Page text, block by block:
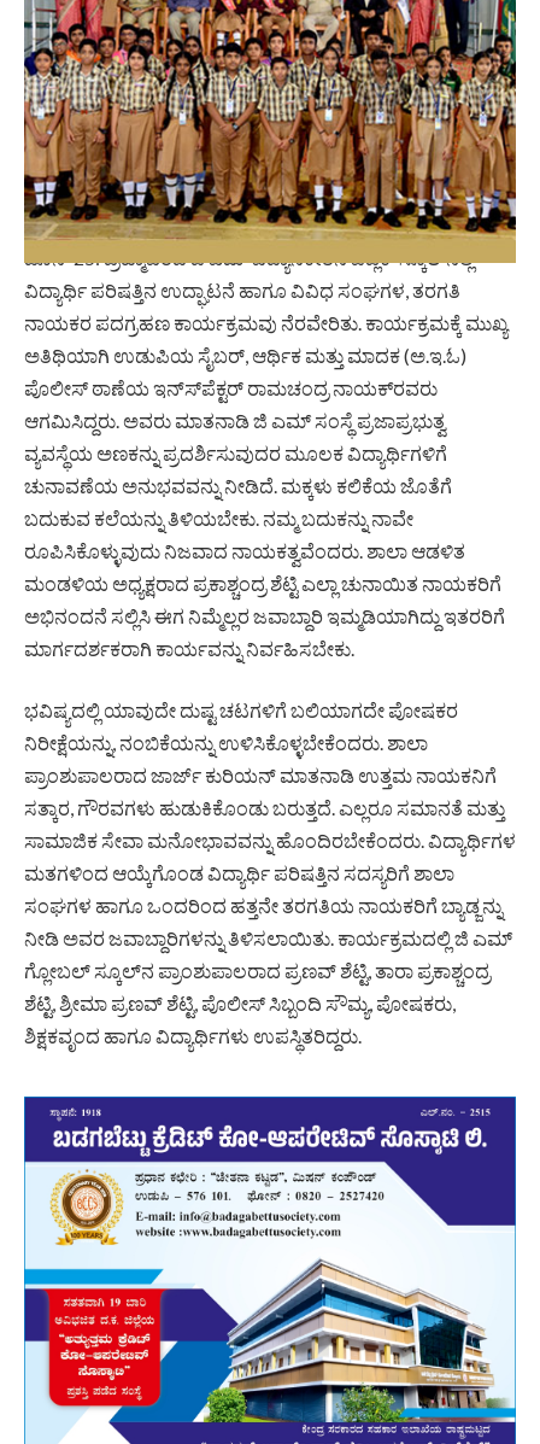
ವಿದ್ಯಾರ್ಥಿ ಪರಿಷತ್ತಿನ ಉದ್ಘಾಟನೆ ಹಾಗೂ ವಿವಿಧ ಸಂಘಗಳ, ತರಗತಿ
ನಾಯಕರ ಪದಗ್ರಹಣ ಕಾರ್ಯಕ್ರಮವು ನೆರವೇರಿತು. ಕಾರ್ಯಕ್ರಮಕ್ಕೆ ಮುಖ್ಯ
ಅತಿಥಿಯಾಗಿ ಉಡುಪಿಯ ಸೈಬರ್, ಆರ್ಥಿಕ ಮತ್ತು ಮಾದಕ (ಅ.ಇ.ಓ)
ಪೊಲೀಸ್ಠಾಣೆಯ ಇನ್ಸ್‍ಪೆಕ್ಟರ್ ರಾಮಚಂದ್ರ ನಾಯಕ್‍ರವರು
ಆಗಮಿಸಿದ್ದರು. ಅವರು ಮಾತನಾಡಿ ಜಿ ಎಮ್ ಸಂಸ್ಥೆ ಪ್ರಜಾಪ್ರಭುತ್ವ
ವ್ಯವಸ್ಥೆಯ ಅಣಕನ್ನು ಪ್ರದರ್ಶಿಸುವುದರ ಮೂಲಕ ವಿದ್ಯಾರ್ಥಿಗಳಿಗೆ
ಚುನಾವಣೆಯ ಅನುಭವವನ್ನು ನೀಡಿದೆ. ಮಕ್ಕಳು ಕಲಿಕೆಯ ಜೊತೆಗೆ
ಬದುಕುವ ಕಲೆಯನ್ನು ತಿಳಿಯಬೇಕು. ನಮ್ಮ ಬದುಕನ್ನು ನಾವೇ
ರೂಪಿಸಿಕೊಳ್ಳುವುದು ನಿಜವಾದ ನಾಯಕತ್ವವೆಂದರು. ಶಾಲಾ ಆಡಳಿತ
ಮಂಡಳಿಯ ಅಧ್ಯಕ್ಷರಾದ ಪ್ರಕಾಶ್ಚಂದ್ರ ಶೆಟ್ಟಿ ಎಲ್ಲಾ ಚುನಾಯಿತ ನಾಯಕರಿಗೆ
ಅಭಿನಂದನೆ ಸಲ್ಲಿಸಿ ಈಗ ನಿಮ್ಮೆಲ್ಲರ ಜವಾಬ್ದಾರಿ ಇಮ್ಮಡಿಯಾಗಿದ್ದು ಇತರರಿಗೆ
ಮಾರ್ಗದರ್ಶಕರಾಗಿ ಕಾರ್ಯವನ್ನು ನಿರ್ವಹಿಸಬೇಕು.
ಭವಿಷ್ಯದಲ್ಲಿ ಯಾವುದೇ ದುಷ್ಟ ಚಟಗಳಿಗೆ ಬಲಿಯಾಗದೇ ಪೋಷಕರ
ನಿರೀಕ್ಷೆಯನ್ನು, ನಂಬಿಕೆಯನ್ನು ಉಳಿಸಿಕೊಳ್ಳಬೇಕೆಂದರು. ಶಾಲಾ
ಪ್ರಾಂಶುಪಾಲರಾದ ಜಾರ್ಜ್ ಕುರಿಯನ್ ಮಾತನಾಡಿ ಉತ್ತಮ ನಾಯಕನಿಗೆ
ಸತ್ಕಾರ, ಗೌರವಗಳು ಹುಡುಕಿಕೊಂಡು ಬರುತ್ತದೆ. ಎಲ್ಲರೂ ಸಮಾನತೆ ಮತ್ತು
ಸಾಮಾಜಿಕ ಸೇವಾ ಮನೋಭಾವವನ್ನು ಹೊಂದಿರಬೇಕೆಂದರು. ವಿದ್ಯಾರ್ಥಿಗಳ
ಮತಗಳಿಂದ ಆಯ್ಕೆಗೊಂಡ ವಿದ್ಯಾರ್ಥಿ ಪರಿಷತ್ತಿನ ಸದಸ್ಯರಿಗೆ ಶಾಲಾ
ಸಂಘಗಳ ಹಾಗೂ ಒಂದರಿಂದ ಹತ್ತನೇ ತರಗತಿಯ ನಾಯಕರಿಗೆ ಬ್ಯಾಡ್ಜನ್ನು
ನೀಡಿ ಅವರ ಜವಾಬ್ದಾರಿಗಳನ್ನು ತಿಳಿಸಲಾಯಿತು. ಕಾರ್ಯಕ್ರಮದಲ್ಲಿ ಜಿ ಎಮ್
ಗ್ಲೋಬಲ್ ಸ್ಕೂಲ್‍ನ ಪ್ರಾಂಶುಪಾಲರಾದ ಪ್ರಣವ್ ಶೆಟ್ಟಿ, ತಾರಾ ಪ್ರಕಾಶ್ಚಂದ್ರ
ಶೆಟ್ಟಿ, ಶ್ರೀಮಾ ಪ್ರಣವ್ ಶೆಟ್ಟಿ, ಪೊಲೀಸ್ಸಿಬ್ಬಂದಿ ಸೌಮ್ಯ, ಪೋಷಕರು,
ಶಿಕ್ಷಕವೃಂದ ಹಾಗೂ ವಿದ್ಯಾರ್ಥಿಗಳು ಉಪಸ್ಥಿತರಿದ್ದರು.